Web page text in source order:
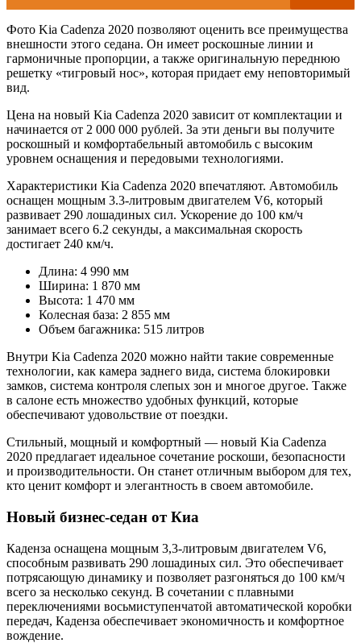
Фото Kia Cadenza 2020 позволяют оценить все преимущества
внешности этого седана. Он имеет роскошные линии и
гармоничные пропорции, а также оригинальную переднюю
решетку «тигровый нос», которая придает ему неповторимый
вид.
Цена на новый Kia Cadenza 2020 зависит от комплектации и
начинается от 2 000 000 рублей. За эти деньги вы получите
роскошный и комфортабельный автомобиль с высоким
уровнем оснащения и передовыми технологиями.
Характеристики Kia Cadenza 2020 впечатляют. Автомобиль
оснащен мощным 3.3-литровым двигателем V6, который
развивает 290 лошадиных сил. Ускорение до 100 км/ч
занимает всего 6.2 секунды, а максимальная скорость
достигает 240 км/ч.
Длина: 4 990 мм
Ширина: 1 870 мм
Высота: 1 470 мм
Колесная база: 2 855 мм
Объем багажника: 515 литров
Внутри Kia Cadenza 2020 можно найти такие современные
технологии, как камера заднего вида, система блокировки
замков, система контроля слепых зон и многое другое. Также
в салоне есть множество удобных функций, которые
обеспечивают удовольствие от поездки.
Стильный, мощный и комфортный — новый Kia Cadenza
2020 предлагает идеальное сочетание роскоши, безопасности
и производительности. Он станет отличным выбором для тех,
кто ценит комфорт и элегантность в своем автомобиле.
Новый бизнес-седан от Киа
Каденза оснащена мощным 3,3-литровым двигателем V6,
способным развивать 290 лошадиных сил. Это обеспечивает
потрясающую динамику и позволяет разгоняться до 100 км/ч
всего за несколько секунд. В сочетании с плавными
переключениями восьмиступенчатой автоматической коробки
передач, Каденза обеспечивает экономичность и комфортное
вождение.